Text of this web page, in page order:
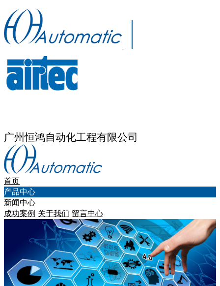
广州恒鸿自动化工程有限公司
首页
产品中心
新闻中心
成功案例 关于我们 留言中心